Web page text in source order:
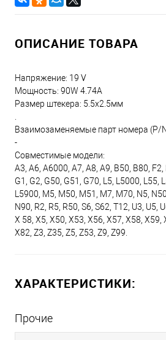
ОПИСАНИЕ ТОВАРА
Напряжение: 19 V
Мощность: 90W 4.74A
Размер штекера: 5.5х2.5мм
.
Взаимозаменяемые парт номера (P/
-
Совместимые модели:
A3, A6, A6000, A7, A8, A9, B50, B80, F2,
G1, G2, G50, G51, G70, L5, L5000, L55,
L5900, M5, M50, M51, M7, M70, N5,
N90, R2, R5, R50, S6, S62, T12, U3, U5,
X 58, X5, X50, X53, X56, X57, X58, X59,
X82, Z3, Z35, Z5, Z53, Z9, Z99.
ХАРАКТЕРИСТИКИ:
Прочие